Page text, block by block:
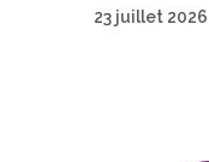
23 juillet 2026